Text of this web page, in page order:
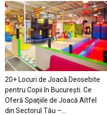
20+ Locuri de Joacă Deosebite
pentru Copii în Bucureşti. Ce
Oferă Spaţiile de Joacă Altfel
din Sectorul Tău –...